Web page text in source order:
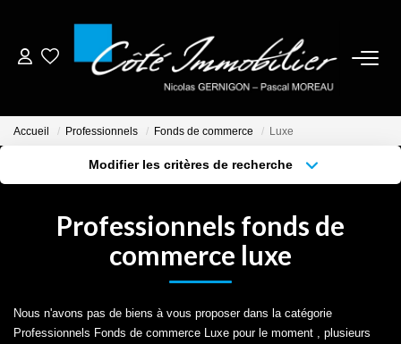
ESTIMER
NOTRE AGENCE
Accueil Professionnels Fonds de commerce Luxe
Modifier les critères de recherche
Surface min Budget max
Professionnels fonds de
commerce luxe
Nous n'avons pas de biens à vous proposer dans la catégorie
Professionnels Fonds de commerce Luxe pour le moment , plusieurs